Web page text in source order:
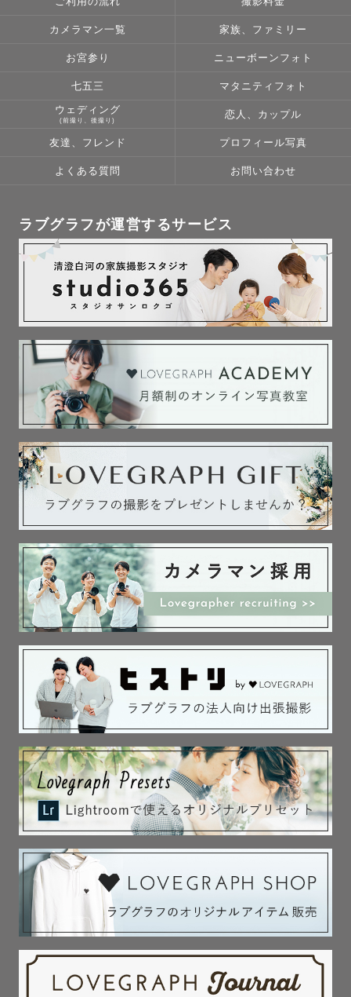
カメラマン一覧 家族、ファミリー
お宮参り ニューボーンフォト
七五三 マタニティフォト
ウェディング
(前撮り、後撮り)
恋人、カップル
友達、フレンド プロフィール写真
よくある質問 お問い合わせ
ラブグラフが運営するサービス